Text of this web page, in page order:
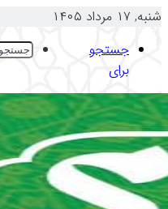
شنبه, ۱۷ مرداد ۱۴۰۵
جستجو
برای